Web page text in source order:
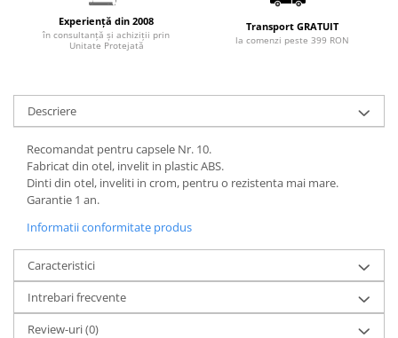
Produse Antibacteriene
Articole pentru baie
Maturi, mopuri si galeti
Hartie igienica, prosoape hartie si
Articole pentru rufe, casa,
geamuri, mobila
Articole pentru birou, suprafete,
pardoseli
Intretinere si odorizante masina
Saci de gunoi
Accesorii pentru curatenie
Experiență din 2008
în consultanță și achiziții prin
Unitate Protejată
Transport GRATUIT
la comenzi peste 399 RON
Descriere
Recomandat pentru capsele Nr. 10.
Fabricat din otel, invelit in plastic ABS.
Dinti din otel, inveliti in crom, pentru o rezistenta mai mare.
Garantie 1 an.
Informatii conformitate produs
Caracteristici
Intrebari frecvente
Review-uri(0)